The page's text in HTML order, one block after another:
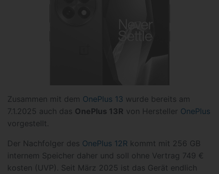
Zusammen mit dem OnePlus 13 wurde bereits am
7.1.2025 auch das OnePlus 13R von Hersteller OnePlus
vorgestellt.
Der Nachfolger des OnePlus 12R kommt mit 256 GB
internem Speicher daher und soll ohne Vertrag 749 €
kosten (UVP). Seit März 2025 ist das Gerät endlich